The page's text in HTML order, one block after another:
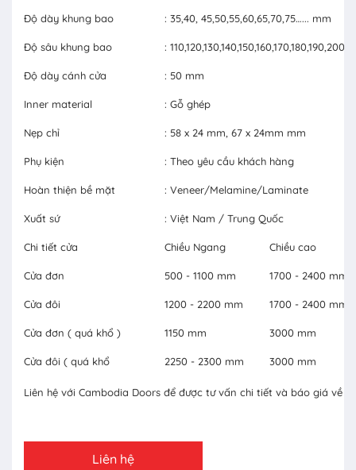
Độ dày khung bao : 35,40, 45,50,55,60,65,70,75…... mm
Độ sâu khung bao :
Độ dày cánh cửa : 50 mm
Inner material : Gỗ ghép
Nẹp chỉ : 58 x 24 mm, 67 x 24mm mm
Phụ kiện : Theo yêu cầu khách hàng
Hoàn thiện bề mặt : Veneer/Melamine/Laminate
Xuất sứ : Việt Nam / Trung Quốc
Chi tiết cửa Chiều Ngang Chiều cao
Cửa đơn 500 - 1100 mm 1700 - 2400 mm
Cửa đôi 1200 - 2200 mm 1700 - 2400 mm
Cửa đơn ( quá khổ ) 1150 mm 3000 mm
Cửa đôi ( quá khổ 2250 - 2300 mm 3000 mm
Liên hệ với Cambodia Doors để được tư vấn chi tiết và báo giá về
Liên hệ